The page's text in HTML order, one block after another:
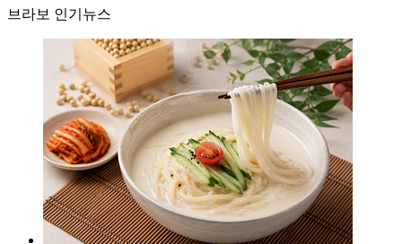
브라보 인기뉴스